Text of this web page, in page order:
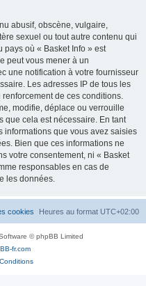
abusif, obscène, vulgaire,
sexuel ou tout autre contenu qui
pays où « Basket Info » est
peut vous mener à un
une notification à votre fournisseur
Les adresses IP de tous les
de ces conditions.
modifie, déplace ou verrouille
que cela est nécessaire. En tant
informations que vous avez saisies
Bien que ces informations ne
votre consentement, ni « Basket
responsables en cas de
les données.
Heures au format UTC+02:00
cookies
© phpBB Limited
fr.com
Conditions